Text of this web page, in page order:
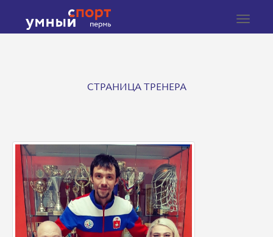
Toggle
СТРАНИЦА ТРЕНЕРА